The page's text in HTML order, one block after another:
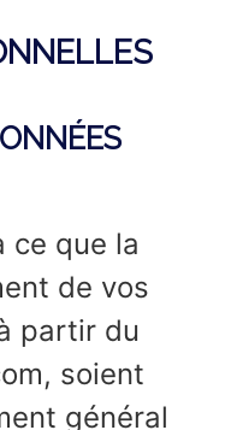
ce que la
de vos
partir du
soient
général